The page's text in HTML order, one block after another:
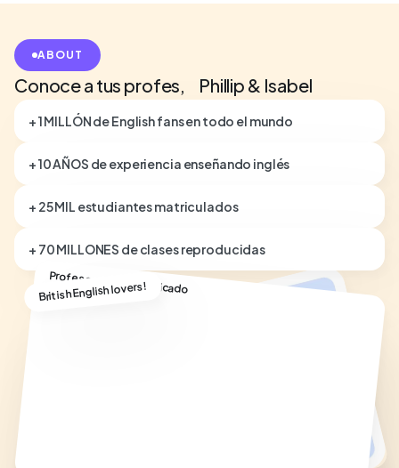
ABOUT
Conoce a tus profes, Phillip & Isabel
+ 1 MILLÓN de English fans en todo el mundo
+ 10 AÑOS de experiencia enseñando inglés
+ 25 MIL estudiantes matriculados
+ 70 MILLONES de clases reproducidas
Profesor nativo cualificado
British English lovers!